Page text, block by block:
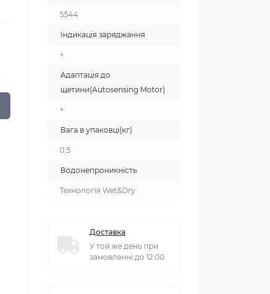
5544
Індикація заряджання
+
Адаптація до
щетини(Autosensing Motor)
+
Вага в упаковці(кг)
0,5
Водонепроникність
Технологія Wet&Dry
Доставка
У той же день при
замовленні до 12:00